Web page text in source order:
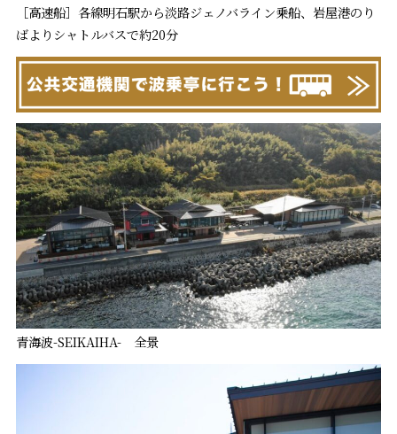
［高速船］各線明石駅から淡路ジェノバライン乗船、岩屋港のり
ばよりシャトルバスで約20分
青海波-SEIKAIHA- 全景